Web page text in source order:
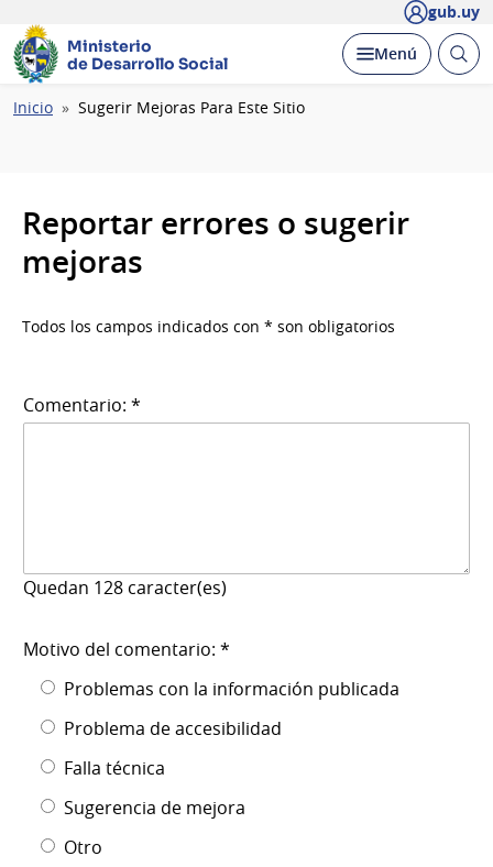
gub.uy
Ministerio
de Desarrollo Social
Desplegar
Menú Abrir
Ruta
Inicio Sugerir Mejoras Para Este Sitio
Reportar errores o sugerir
mejoras
Todos los campos indicados con * son obligatorios
Comentario: *
Quedan 128 caracter(es)
Motivo del comentario: *
Problemas con la información publicada
Problema de accesibilidad
Falla técnica
Sugerencia de mejora
Otro